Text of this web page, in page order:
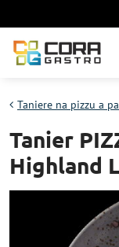
Taniere na pizzu a
Tanier
Highland